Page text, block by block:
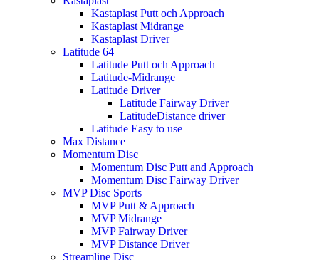
Kastaplast Putt och Approach
Kastaplast Midrange
Kastaplast Driver
Latitude 64
Latitude Putt och Approach
Latitude-Midrange
Latitude Driver
Latitude Fairway Driver
LatitudeDistance driver
Latitude Easy to use
Max Distance
Momentum Disc
Momentum Disc Putt and Approach
Momentum Disc Fairway Driver
MVP Disc Sports
MVP Putt & Approach
MVP Midrange
MVP Fairway Driver
MVP Distance Driver
Streamline Disc